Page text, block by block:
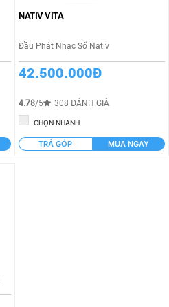
NATIV VITA
Đầu Phát Nhạc Số Nativ
42.500.000Đ
4.78/5 308 ĐÁNH GIÁ
CHỌN NHANH
TRẢ GÓP MUA NGAY